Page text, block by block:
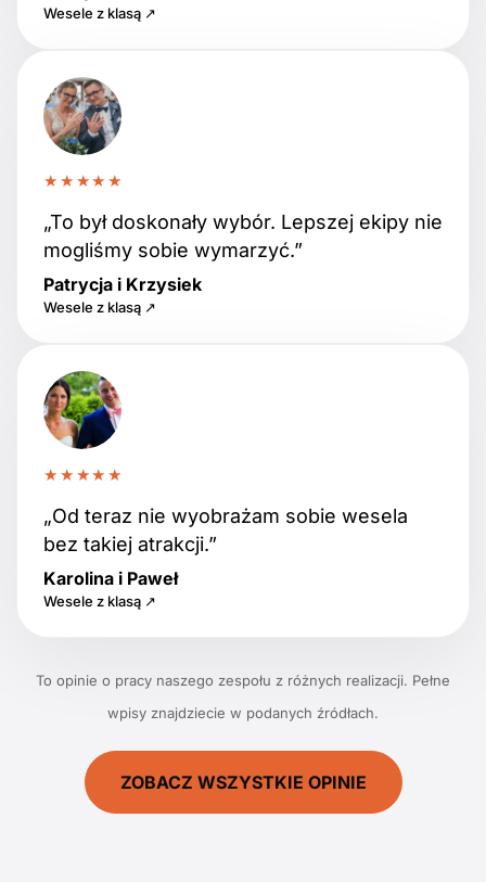
Wesele z klasą ↗
★★★★★
„To był doskonały wybór. Lepszej ekipy nie
mogliśmy sobie wymarzyć.”
Patrycja i Krzysiek
Wesele z klasą ↗
★★★★★
„Od teraz nie wyobrażam sobie wesela
bez takiej atrakcji.”
Karolina i Paweł
Wesele z klasą ↗
To opinie o pracy naszego zespołu z różnych realizacji. Pełne
wpisy znajdziecie w podanych źródłach.
ZOBACZ WSZYSTKIE OPINIE